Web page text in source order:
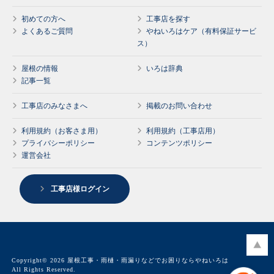
初めての方へ
工事店を探す
よくあるご質問
やねいろはケア（有料保証サービ
ス）
屋根の情報
いろは辞典
記事一覧
工事店のみなさまへ 掲載のお問い合わせ
利用規約（お客さま用）
利用規約（工事店用）
プライバシーポリシー
コンテンツポリシー
運営会社
工事店様ログイン
Copyright© 2026 屋根工事・雨樋・雨漏りなどでお困りならやねいろは
All Rights Reserved.